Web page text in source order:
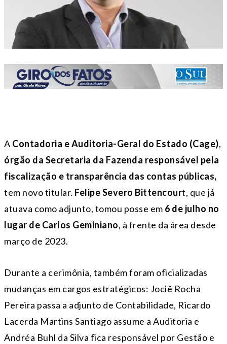
A Contadoria e Auditoria-Geral do Estado (Cage),
órgão da Secretaria da Fazenda responsável pela
fiscalização e transparência das contas públicas,
tem novo titular. Felipe Severo Bittencourt, que já
atuava como adjunto, tomou posse em 6 de julho no
lugar de Carlos Geminiano, à frente da área desde
março de 2023.
Durante a cerimônia, também foram oficializadas
mudanças em cargos estratégicos: Jociê Rocha
Pereira passa a adjunto de Contabilidade, Ricardo
Lacerda Martins Santiago assume a Auditoria e
Andréa Buhl da Silva fica responsável por Gestão e